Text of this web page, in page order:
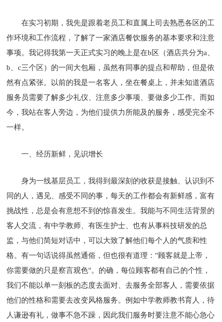
在实习初期，我先是跟着老员工和直属上司去熟悉各区的工
作环境和工作流程，了解了一家酒店餐饮服务的基本要求和注意
事项。我记得我第一天正式实习的晚上是在b区（酒店共分为a、
b、c三个区）的一间大包厢，虽然有同事的提点和帮助，但是依
然有点紧张。以前的我是一名客人，坐在餐桌上，并未知道酒店
服务员需要了解多少礼仪、注意多少事项、要做多少工作。而如
今，我站在客人旁边，为他们提供力所能及的服务，感受完全不
一样。
一、经历新鲜，见识增长
身为一线基层员工，我得到最深刻的收获是接触、认识到不
同的人，遇见、感受不同的事，每天的工作都会有新鲜感，富有
挑战性，总是会有意想不到的惊喜发生。我能与不同生活背景的
客人交流，有中学教师、有医生护士、也有从事科技研发的总
监，与他们简短对话中，可以大致了解他们每个人的气质和性
格。有一句话说得虽然通俗，但也很有道理："顾客就是上帝，
你需要做的只是察言观色"。的确，每位顾客都有自己的个性，
我们不能以单一刻板的态度去面对、去服务全部客人，需要依据
他们的性格和需要去改变风格服务。例如中学教师教书育人，待
人谦逊有礼，做事不急不躁，因此我们服务时要注意不能心急心